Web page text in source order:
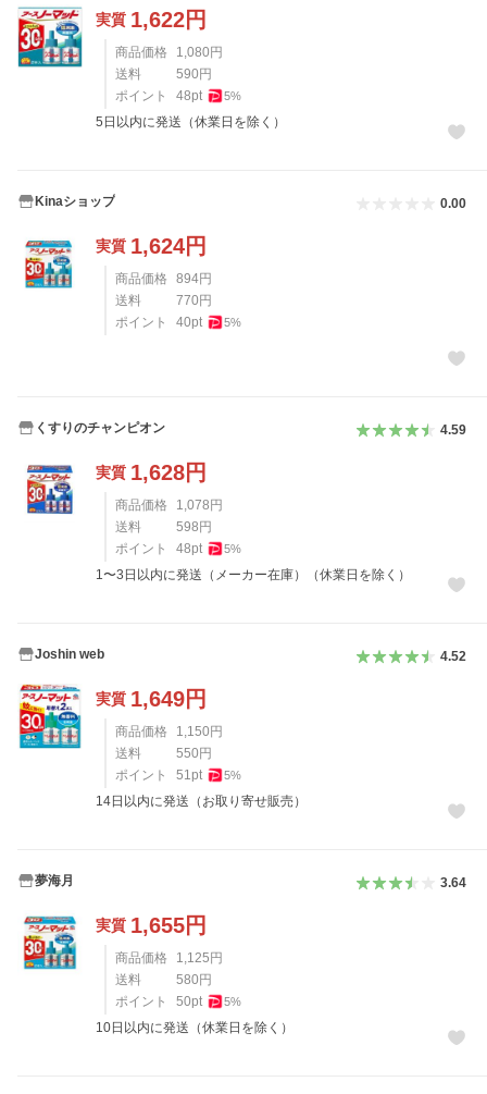
実質 1,622円
商品価格 1,080 円
送料
590 円
ポイント
48pt 5%
5日以内に発送（休業日を除く）
Kinaショップ 0.00
実質 1,624円
商品価格 894円
送料
770 円
ポイント
40pt 5%
くすりのチャンピオン 4.59
実質 1,628円
商品価格 1,078 円
送料
598 円
ポイント
48pt 5%
1〜3日以内に発送（メーカー在庫）（休業日を除く）
Joshin web 4.52
実質 1,649円
商品価格 1,150 円
送料
550 円
ポイント
51pt 5%
14日以内に発送（お取り寄せ販売）
夢海月 3.64
実質 1,655円
商品価格 1,125 円
送料
580 円
ポイント
50pt 5%
10日以内に発送（休業日を除く）